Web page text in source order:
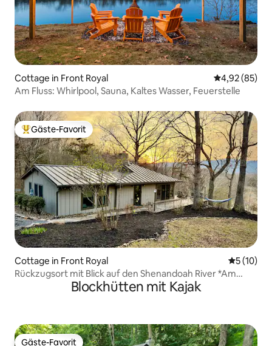
Cottage in Front Royal
4,92 (85)
Am Fluss: Whirlpool, Sauna, Kaltes Wasser, Feuerstelle
Beliebter Gäste-Favorit.
Gäste-Favorit
Cottage in Front Royal
5 (10)
Rückzugsort mit Blick auf den Shenandoah River *Am
Blockhütten mit Kajak
Gäste-Favorit